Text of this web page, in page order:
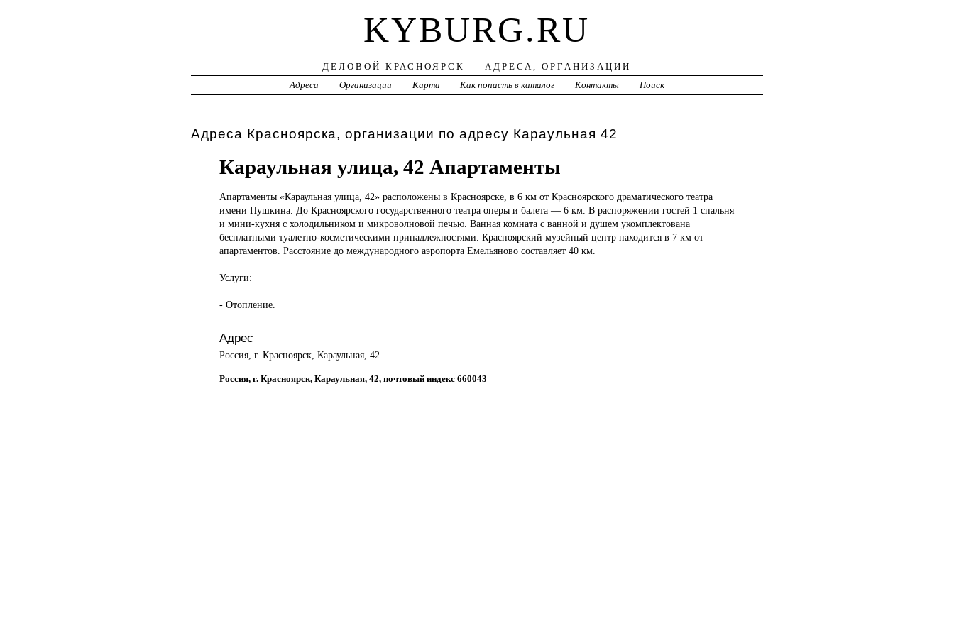
KYBURG.RU
ДЕЛОВОЙ КРАСНОЯРСК — АДРЕСА, ОРГАНИЗАЦИИ
Адреса
Организации Карта Как попасть в каталог Контакты Поиск
Адреса Красноярска, организации по адресу Караульная 42
Караульная улица, 42 Апартаменты
Апартаменты «Караульная улица, 42» расположены в Красноярске, в 6 км от Красноярского драматического театра
имени Пушкина. До Красноярского государственного театра оперы и балета — 6 км. В распоряжении гостей 1 спальня
и мини-кухня с холодильником и микроволновой печью. Ванная комната с ванной и душем укомплектована
бесплатными туалетно-косметическими принадлежностями. Красноярский музейный центр находится в 7 км от
апартаментов. Расстояние до международного аэропорта Емельяново составляет 40 км.
Услуги:
- Отопление.
Адрес
Россия, г. Красноярск, Караульная, 42
Россия, г. Красноярск, Караульная, 42, почтовый индекс 660043